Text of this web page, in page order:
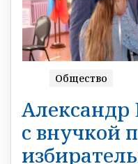
Общество
Александр
с внучкой